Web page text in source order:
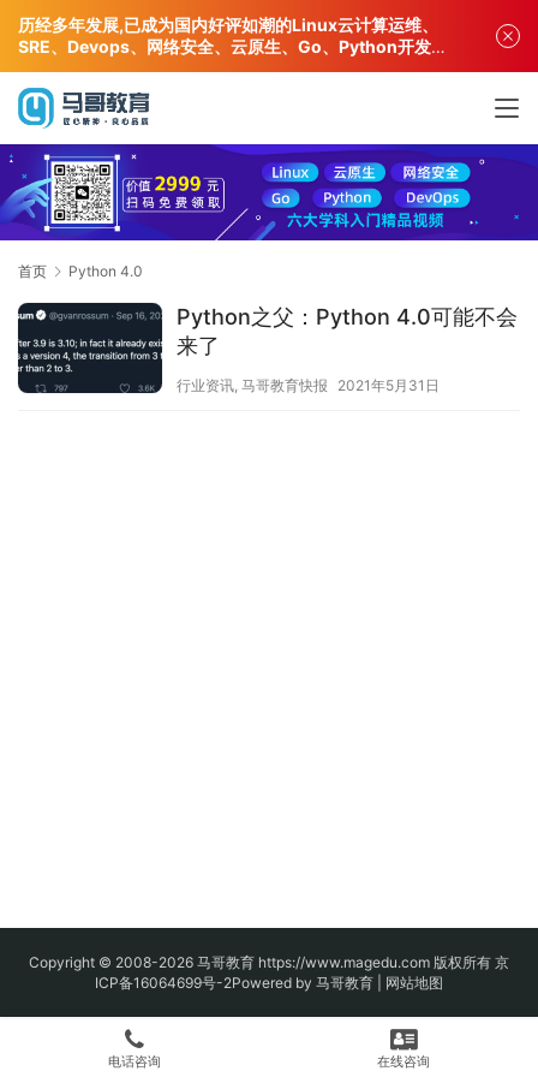
首页 Python 4.0
Python之父：Python 4.0可能不会
来了
行业资讯, 马哥教育快报 2021年5月31日
Copyright © 2008-2026 马哥教育 https://www.magedu.com 版权所有 京
ICP备16064699号-2Powered by 马哥教育 | 网站地图
电话咨询 在线咨询
历经多年发展,已成为国内好评如潮的Linux云计算运维、
SRE、Devops、网络安全、云原生、Go、Python开发专
业人才培训机构!